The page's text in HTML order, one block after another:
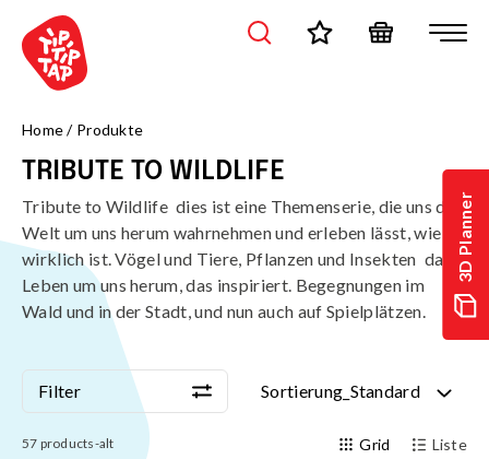
3D Planner
Home/ Produkte
TRIBUTE TO WILDLIFE
Tribute to Wildlife  dies ist eine Themenserie, die uns die
Welt um uns herum wahrnehmen und erleben lässt, wie sie
wirklich ist. Vögel und Tiere, Pflanzen und Insekten  das
Leben um uns herum, das inspiriert. Begegnungen im
Wald und in der Stadt, und nun auch auf Spielplätzen.
Filter Sortierung_Standard
Filter Sortierung_Standard
57 products-alt Grid Liste
/de/produkte/themenwelte/tribute-to-